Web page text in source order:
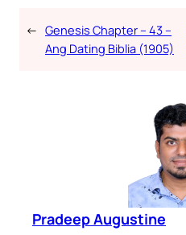
← Genesis Chapter – 43 –
Ang Dating Biblia (1905)
Pradeep Augustine